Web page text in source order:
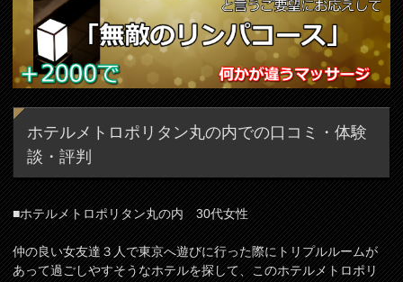
ホテルメトロポリタン丸の内での口コミ・体験
談・評判
■ホテルメトロポリタン丸の内 30代女性
仲の良い女友達３人で東京へ遊びに行った際にトリプルルームが
あって過ごしやすそうなホテルを探して、このホテルメトロポリ